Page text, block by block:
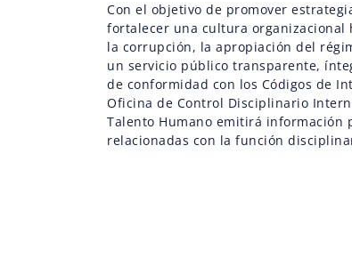
Con el objetivo de promover
fortalecer una cultura organizacional
la corrupción, la apropiación del
un servicio público transparente,
de conformidad con los Códigos de
Oficina de Control Disciplinario
Talento Humano emitirá información
relacionadas con la función